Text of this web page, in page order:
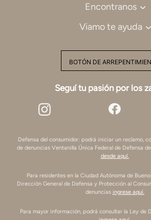
Encontranos
Viamo te ayuda
BOTÓN DE
Seguí tu pasión por los
Defensa del consumidor: podrá iniciar un reclamo,
de denuncias Ventanilla Única Federal de Defensa
desde aquí.
Para residentes en la Ciudad Autónoma de
Dirección General de Defensa y Protección al
denuncias ingrese aquí.
Para mayor información, podrá consultar la Ley de